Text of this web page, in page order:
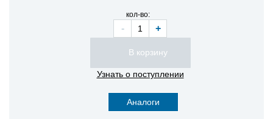
кол-во:
- +
Узнать о поступлении
Аналоги